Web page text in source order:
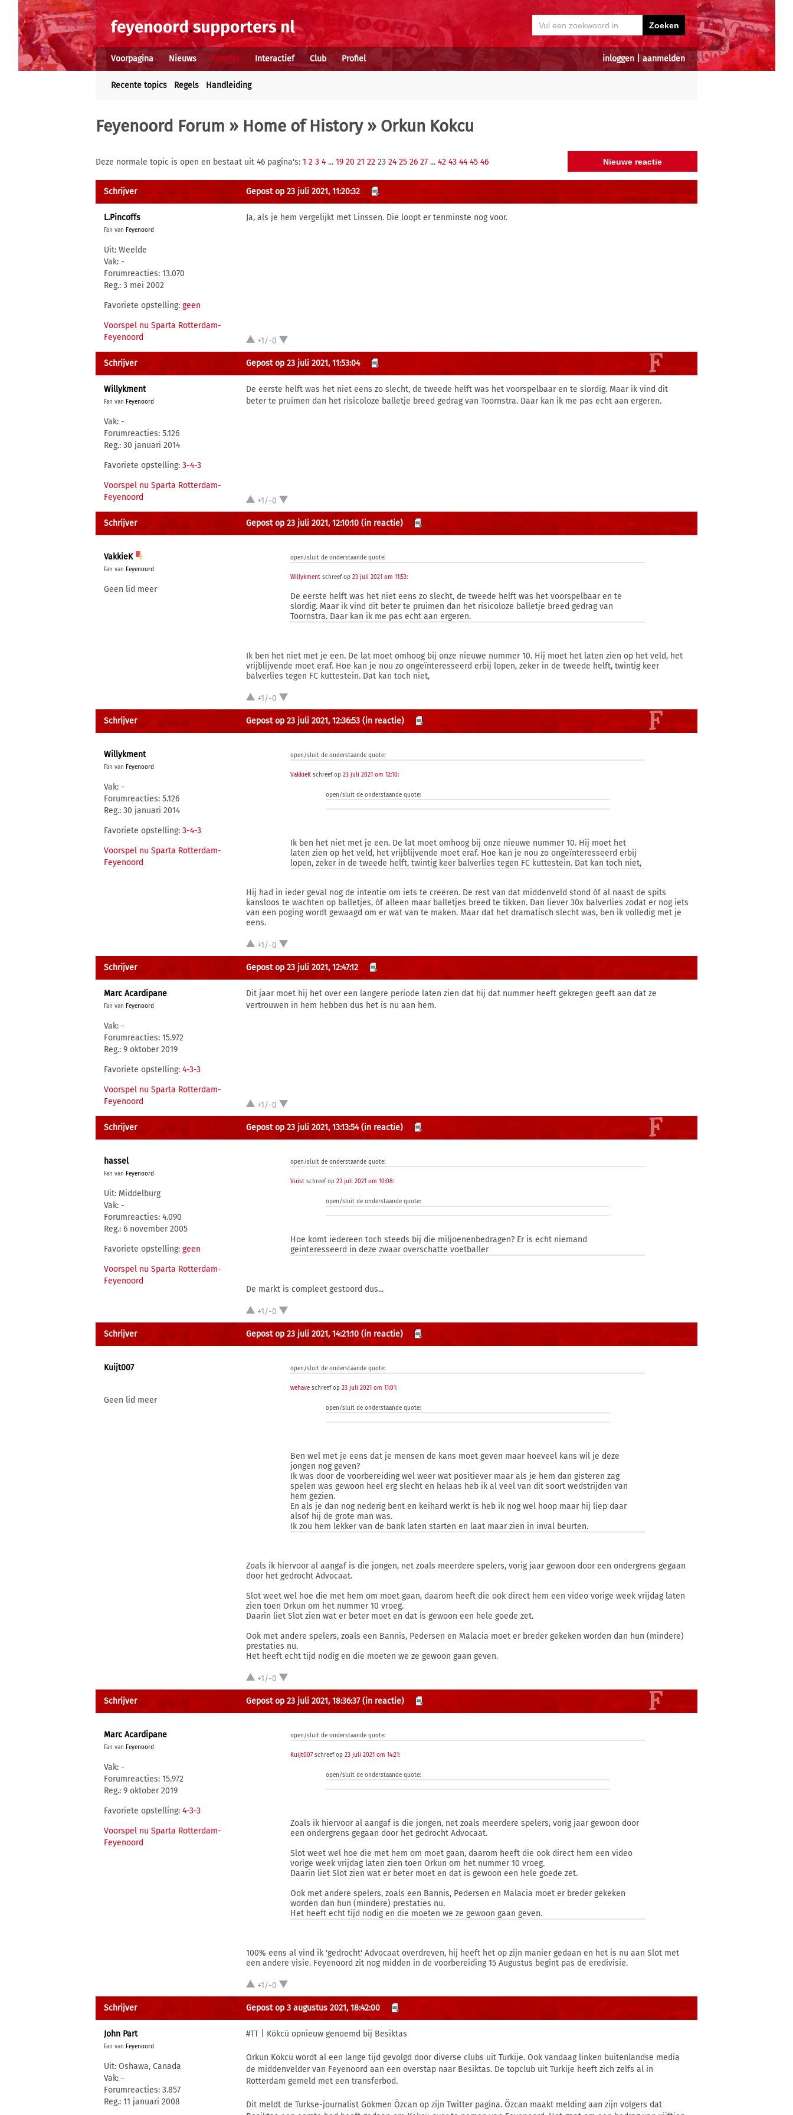
inloggen aanmelden
Voorpagina Nieuws Forums Interactief Club Profiel
Recente topics Regels Handleiding
Feyenoord Forum » Home of History» Orkun Kokcu
Deze normale topic is open en bestaat uit 46 pagina's: 1 2 3 4 ... 19 20 21 22 23 24 25 26 27 ... 42 43 44 45 46
Schrijver Gepost op 23 juli 2021, 11:20:32
L.Pincoffs
Fan van Feyenoord
Uit: Weelde
Vak: -
Forumreacties: 13.070
Reg.: 3 mei 2002
Favoriete opstelling: geen
Voorspel nu Sparta Rotterdam-
Feyenoord
Ja, als je hem vergelijkt met Linssen. Die loopt er tenminste nog voor.
+1/-0
Schrijver Gepost op 23 juli 2021, 11:53:04
Willykment
Fan van Feyenoord
Vak: -
Forumreacties: 5.126
Reg.: 30 januari 2014
Favoriete opstelling: 3-4-3
Voorspel nu Sparta Rotterdam-
Feyenoord
De eerste helft was het niet eens zo slecht, de tweede helft was het voorspelbaar en te slordig. Maar ik vind dit
beter te pruimen dan het risicoloze balletje breed gedrag van Toornstra. Daar kan ik me pas echt aan ergeren.
+1/-0
Schrijver Gepost op 23 juli 2021, 12:10:10 (in reactie)
VakkieK
Fan van Feyenoord
Geen lid meer
open/sluit de onderstaande quote:
Willykment schreef op23 juli 2021 om 11:53:
De eerste helft was het niet eens zo slecht, de tweede helft was het voorspelbaar en te
slordig. Maar ik vind dit beter te pruimen dan het risicoloze balletje breed gedrag van
Toornstra. Daar kan ik me pas echt aan ergeren.
Ik ben het niet met je een. De lat moet omhoog bij onze nieuwe nummer 10. Hij moet het laten zien op het veld, het
vrijblijvende moet eraf. Hoe kan je nou zo ongeïnteresseerd erbij lopen, zeker in de tweede helft, twintig keer
balverlies tegen FC kuttestein. Dat kan toch niet,
+1/-0
Schrijver Gepost op 23 juli 2021, 12:36:53 (in reactie)
Willykment
Fan van Feyenoord
Vak: -
Forumreacties: 5.126
Reg.: 30 januari 2014
Favoriete opstelling: 3-4-3
Voorspel nu Sparta Rotterdam-
Feyenoord
open/sluit de onderstaande quote:
VakkieK schreef op23 juli 2021 om 12:10:
open/sluit de onderstaande quote:
Ik ben het niet met je een. De lat moet omhoog bij onze nieuwe nummer 10. Hij moet het
laten zien op het veld, het vrijblijvende moet eraf. Hoe kan je nou zo ongeïnteresseerd erbij
lopen, zeker in de tweede helft, twintig keer balverlies tegen FC kuttestein. Dat kan toch niet,
Hij had in ieder geval nog de intentie om iets te creëren. De rest van dat middenveld stond óf al naast de spits
kansloos te wachten op balletjes, óf alleen maar balletjes breed te tikken. Dan liever 30x balverlies zodat er nog iets
van een poging wordt gewaagd om er wat van te maken. Maar dat het dramatisch slecht was, ben ik volledig met je
eens.
+1/-0
Schrijver Gepost op 23 juli 2021, 12:47:12
Marc Acardipane
Fan van Feyenoord
Vak: -
Forumreacties: 15.972
Reg.: 9 oktober 2019
Favoriete opstelling: 4-3-3
Voorspel nu Sparta Rotterdam-
Feyenoord
Dit jaar moet hij het over een langere periode laten zien dat hij dat nummer heeft gekregen geeft aan dat ze
vertrouwen in hem hebben dus het is nu aan hem.
+1/-0
Schrijver Gepost op 23 juli 2021, 13:13:54 (in reactie)
hassel
Fan van Feyenoord
Uit: Middelburg
Vak: -
Forumreacties: 4.090
Reg.: 6 november 2005
Favoriete opstelling: geen
Voorspel nu Sparta Rotterdam-
Feyenoord
open/sluit de onderstaande quote:
Vuist schreef op23 juli 2021 om 10:08:
open/sluit de onderstaande quote:
Hoe komt iedereen toch steeds bij die miljoenenbedragen? Er is echt niemand
geinteresseerd in deze zwaar overschatte voetballer
De markt is compleet gestoord dus...
+1/-0
Schrijver Gepost op 23 juli 2021, 14:21:10 (in reactie)
Kuijt007
Geen lid meer
open/sluit de onderstaande quote:
wehave schreef op23 juli 2021 om 11:01:
open/sluit de onderstaande quote:
Ben wel met je eens dat je mensen de kans moet geven maar hoeveel kans wil je deze
jongen nog geven?
Ik was door de voorbereiding wel weer wat positiever maar als je hem dan gisteren zag
spelen was gewoon heel erg slecht en helaas heb ik al veel van dit soort wedstrijden van
hem gezien.
En als je dan nog nederig bent en keihard werkt is heb ik nog wel hoop maar hij liep daar
alsof hij de grote man was.
Ik zou hem lekker van de bank laten starten en laat maar zien in inval beurten.
Zoals ik hiervoor al aangaf is die jongen, net zoals meerdere spelers, vorig jaar gewoon door een ondergrens gegaan
door het gedrocht Advocaat.
Slot weet wel hoe die met hem om moet gaan, daarom heeft die ook direct hem een video vorige week vrijdag laten
zien toen Orkun om het nummer 10 vroeg.
Daarin liet Slot zien wat er beter moet en dat is gewoon een hele goede zet.
Ook met andere spelers, zoals een Bannis, Pedersen en Malacia moet er breder gekeken worden dan hun (mindere)
prestaties nu.
Het heeft echt tijd nodig en die moeten we ze gewoon gaan geven.
+1/-0
Schrijver Gepost op 23 juli 2021, 18:36:37 (in reactie)
Marc Acardipane
Fan van Feyenoord
Vak: -
Forumreacties: 15.972
Reg.: 9 oktober 2019
Favoriete opstelling: 4-3-3
Voorspel nu Sparta Rotterdam-
Feyenoord
open/sluit de onderstaande quote:
Kuijt007schreef op23 juli 2021 om 14:21:
open/sluit de onderstaande quote:
Zoals ik hiervoor al aangaf is die jongen, net zoals meerdere spelers, vorig jaar gewoon door
een ondergrens gegaan door het gedrocht Advocaat.
Slot weet wel hoe die met hem om moet gaan, daarom heeft die ook direct hem een video
vorige week vrijdag laten zien toen Orkun om het nummer 10 vroeg.
Daarin liet Slot zien wat er beter moet en dat is gewoon een hele goede zet.
Ook met andere spelers, zoals een Bannis, Pedersen en Malacia moet er breder gekeken
worden dan hun (mindere) prestaties nu.
Het heeft echt tijd nodig en die moeten we ze gewoon gaan geven.
100% eens al vind ik 'gedrocht' Advocaat overdreven, hij heeft het op zijn manier gedaan en het is nu aan Slot met
een andere visie. Feyenoord zit nog midden in de voorbereiding 15 Augustus begint pas de eredivisie.
+1/-0
Schrijver Gepost op 3 augustus 2021, 18:42:00
John Part
Fan van Feyenoord
Uit: Oshawa, Canada
Vak: -
Forumreacties: 3.857
Reg.: 11 januari 2008
#TT | Kökcü opnieuw genoemd bij Besiktas
Orkun Kökcü wordt al een lange tijd gevolgd door diverse clubs uit Turkije. Ook vandaag linken buitenlandse media
de middenvelder van Feyenoord aan een overstap naar Besiktas. De topclub uit Turkije heeft zich zelfs al in
Rotterdam gemeld met een transferbod.
Dit meldt de Turkse-journalist Gökmen Özcan op zijn Twitter pagina. Özcan maakt melding aan zijn volgers dat